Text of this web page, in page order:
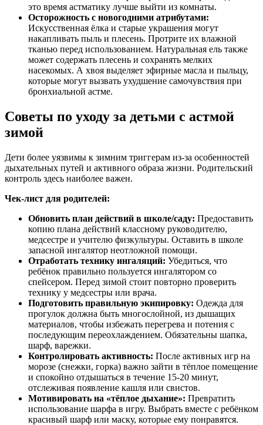
это время астматику лучше выйти из комнаты.
Осторожность с новогодними атрибутами:
Искусственная ёлка и старые украшения могут
накапливать пыль и плесень. Протрите их влажной
тканью перед использованием. Натуральная ель также
может содержать плесень и сохранять мелких
насекомых. А хвоя выделяет эфирные масла и пыльцу,
которые могут вызвать ухудшение самочувствия при
бронхиальной астме.
Советы по уходу за детьми с астмой
зимой
Дети более уязвимы к зимним триггерам из-за особенностей
дыхательных путей и активного образа жизни. Родительский
контроль здесь наиболее важен.
Чек-лист для родителей:
Обновить план действий в школе/саду: Предоставить
копию плана действий классному руководителю,
медсестре и учителю физкультуры. Оставить в школе
запасной ингалятор неотложной помощи.
Отработать технику ингаляций: Убедиться, что
ребёнок правильно пользуется ингалятором со
спейсером. Перед зимой стоит повторно проверить
технику у медсестры или врача.
Подготовить правильную экипировку: Одежда для
прогулок должна быть многослойной, из дышащих
материалов, чтобы избежать перегрева и потения с
последующим переохлаждением. Обязательны шапка,
шарф, варежки.
Контролировать активность: После активных игр на
морозе (снежки, горка) важно зайти в тёплое помещение
и спокойно отдышаться в течение 15-20 минут,
отслеживая появление кашля или свистов.
Мотивировать на «тёплое дыхание»: Превратить
использование шарфа в игру. Выбрать вместе с ребёнком
красивый шарф или маску, которые ему понравятся.